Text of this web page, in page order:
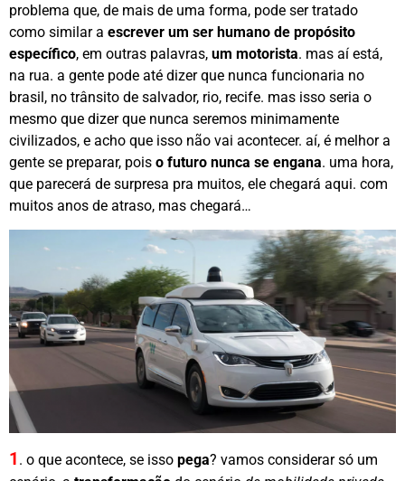
problema que, de mais de uma forma, pode ser tratado
como similar a escrever um ser humano de propósito
específico, em outras palavras, um motorista. mas aí está,
na rua. a gente pode até dizer que nunca funcionaria no
brasil, no trânsito de salvador, rio, recife. mas isso seria o
mesmo que dizer que nunca seremos minimamente
civilizados, e acho que isso não vai acontecer. aí, é melhor a
gente se preparar, pois o futuro nunca se engana. uma hora,
que parecerá de surpresa pra muitos, ele chegará aqui. com
muitos anos de atraso, mas chegará…
1 . o que acontece, se isso pega? vamos considerar só um